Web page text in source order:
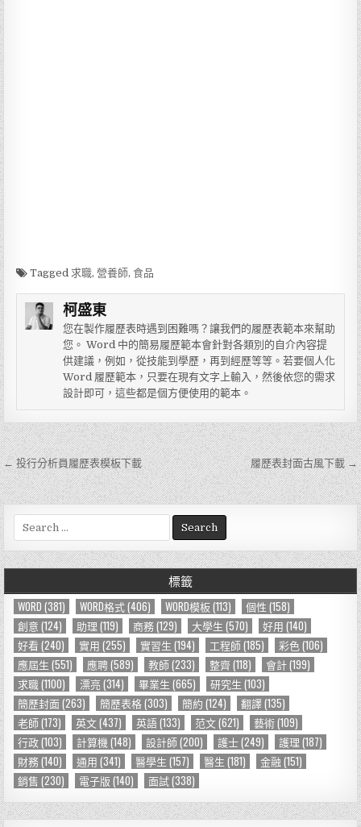
Tagged 求職, 營養師, 食品
柯盛東
您在製作履歷表時遇到困難嗎？讓我們的履歷表範本來幫助
您。 Word 中的簡易履歷範本會針對各類別的自介內容提
供建議，例如，從技能到學歷，再到經歷等等。若要個人化
Word 履歷範本，只要在現有文字上輸入，然後依您的需求
設計即可，這些都是個方便使用的範本。
文
章
導
覽
← 投行分析員履歷表模板下載 履歷表封面古風下載 →
e
a
r
h
f
o
r
標籤
WORD (381) WORD格式(406) WORD模板(113) 個性 (158)
創意 (124) 助理 (119) 商務(129) 大學生 (570) 好用 (140)
好看 (240) 實用 (255) 實習生 (194) 工程師(185) 彩色 (106)
應屆生 (551) 應聘(589) 教師(233) 整齊(118) 會計(199)
求職(1100) 漂亮 (314) 畢業生 (665) 研究生 (103)
簡歷封面(263) 簡歷表格(303) 簡約 (124) 翻譯(135)
老師(173) 英文(437) 英語(133) 范文(621) 藝術(109)
行政(103) 計算機 (148) 設計師(200) 護士(249) 護理 (187)
財務(140) 通用 (341) 醫學生 (157) 醫生 (181) 金融 (151)
銷售 (230) 電子版 (140) 面試(338)